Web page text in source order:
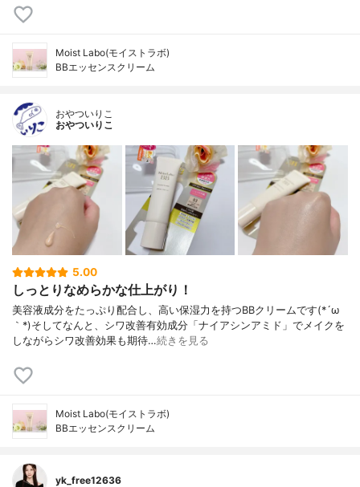
Moist Labo(モイストラボ)
BBエッセンスクリーム
おやついりこ
おやついりこ
5.00
しっとりなめらかな仕上がり！
美容液成分をたっぷり配合し、高い保湿力を持つBBクリームです(*´ω
｀*)そしてなんと、シワ改善有効成分「ナイアシンアミド」でメイクを
しながらシワ改善効果も期待…続きを見る
Moist Labo(モイストラボ)
BBエッセンスクリーム
yk_free12636